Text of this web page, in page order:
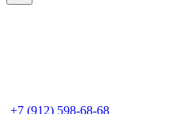
+7 (912) 598-68-68